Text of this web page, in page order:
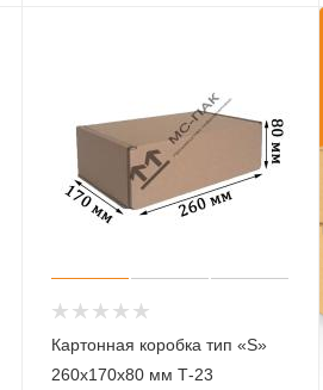
Картонная коробка тип «S»
260х170х80 мм Т-23